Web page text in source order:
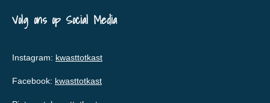
Volg ons op Social Media
Instagram: kwasttotkast
Facebook: kwasttotkast